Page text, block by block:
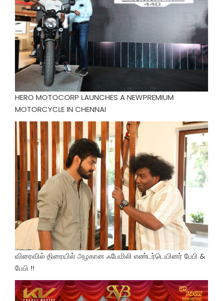
HERO MOTOCORP LAUNCHES A NEWPREMIUM
MOTORCYCLE IN CHENNAI
விரைவில் திரையில் அழகான ஃபேமிலி எண்டர்டெயினர் பேபி &
பேபி !!